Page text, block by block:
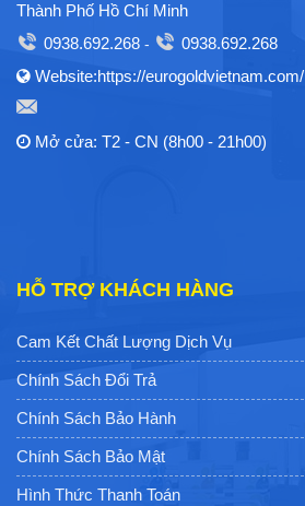
Thành Phố Hồ Chí Minh
0938.692.268 -
0938.692.268
Website:https://eurogoldvietnam.com/
Mở cửa: T2 - CN (8h00 - 21h00)
HỖ TRỢ KHÁCH HÀNG
Cam Kết Chất Lượng Dịch Vụ
Chính Sách Đổi Trả
Chính Sách Bảo Hành
Chính Sách Bảo Mật
Hình Thức Thanh Toán